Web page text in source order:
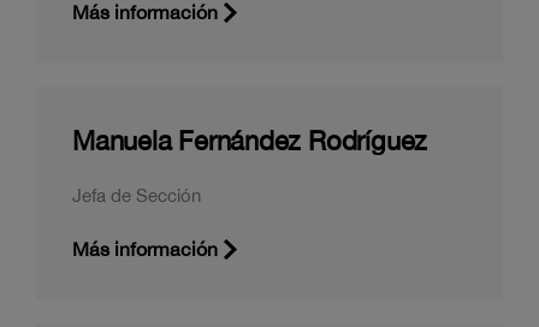
Más información
Manuela Fernández Rodríguez
Jefa de Sección
Más información